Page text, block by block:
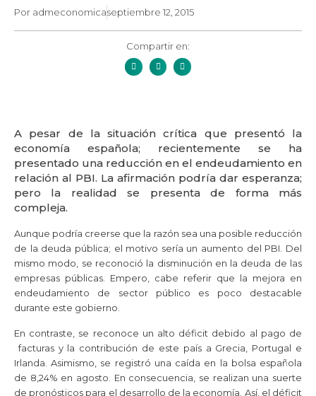
Por admeconomicaseptiembre 12, 2015
Compartir en:
A pesar de la situación crítica que presentó la
economía española; recientemente se ha
presentado una reducción en el endeudamiento en
relación al PBI. La afirmación podría dar esperanza;
pero la realidad se presenta de forma más
compleja.
Aunque podría creerse que la razón sea una posible reducción
de la deuda pública; el motivo sería un aumento del PBI. Del
mismo modo, se reconoció la disminución en la deuda de las
empresas públicas. Empero, cabe referir que la mejora en
endeudamiento de sector público es poco destacable
durante este gobierno.
En contraste, se reconoce un alto déficit debido al pago de
facturas y la contribución de este país a Grecia, Portugal e
Irlanda. Asimismo, se registró una caída en la bolsa española
de 8,24% en agosto. En consecuencia, se realizan una suerte
de pronósticos para el desarrollo de la economía. Así, el déficit